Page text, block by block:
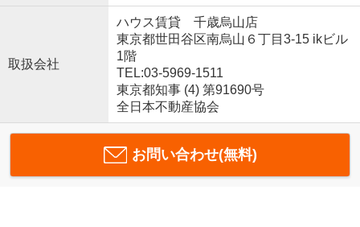
取扱会社
ハウス賃貸 千歳烏山店
東京都世田谷区南烏山６丁目3-15 ikビル
1階
TEL:03-5969-1511
東京都知事 (4) 第91690号
全日本不動産協会
お問い合わせ(無料)